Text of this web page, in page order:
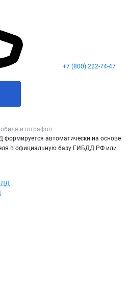
+7 (800) 222-74-47
и штрафов
автоматически на основе
в официальную базу ГИБДД РФ или